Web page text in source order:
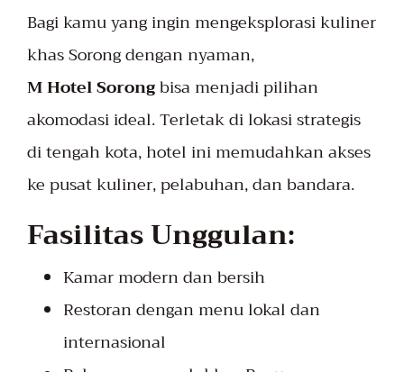
Bagi kamu yang ingin mengeksplorasi kuliner
khas Sorong dengan nyaman,
M Hotel Sorongbisa menjadi pilihan
akomodasi ideal. Terletak di lokasi strategis
di tengah kota, hotel ini memudahkan akses
ke pusat kuliner, pelabuhan, dan bandara.
Fasilitas Unggulan:
Kamar modern dan bersih
Restoran dengan menu lokal dan
internasional